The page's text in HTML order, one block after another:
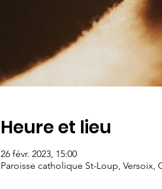
Heure et lieu
26 févr. 2023, 15:00
Paroisse catholique St-Loup, Versoix,